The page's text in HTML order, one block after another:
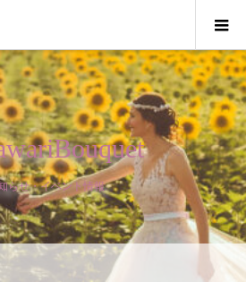
らせ・イベント情報